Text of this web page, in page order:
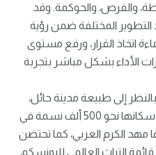
والفرص، والحوكمة. وقد
المختلفة ضمن رؤية
اتخاذ القرار، ورفع مستوى
الأداء بشكل مباشر بتجربة
إلى طبيعة مدينة حائل،
كمدينة متوسطة الحجم يبلغ عدد سكانها نحو 500 ألف نسمة في
مهد الكرم العربي، كما تحتضن
التراث العالمي لليونسكو،